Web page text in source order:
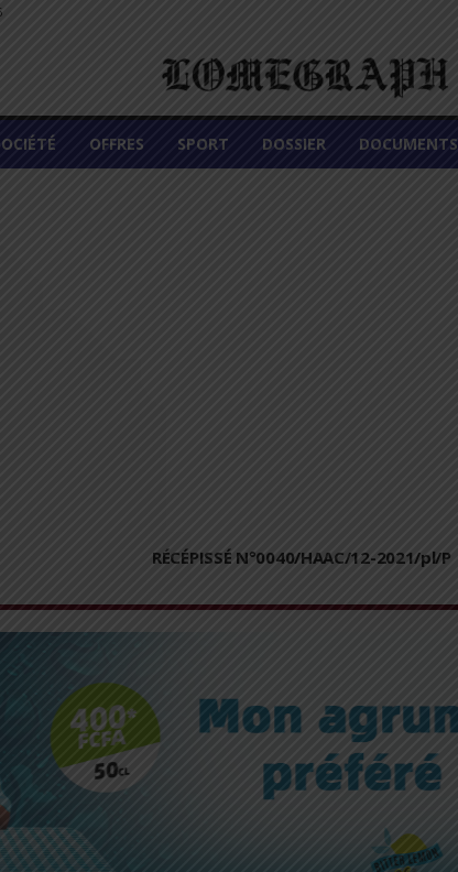
OFFRES SPORT DOSSIER DOCUMENTS
RÉCÉPISSÉ N°0040/HAAC/12-2021/pl/P